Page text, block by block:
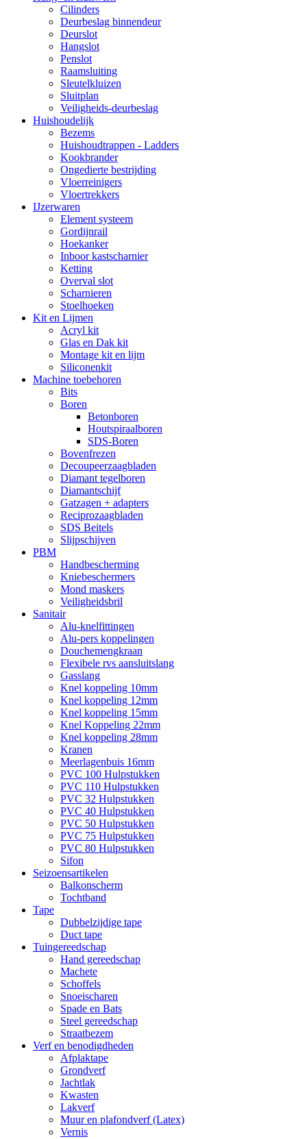
Cilinders
Deurbeslag binnendeur
Deurslot
Hangslot
Penslot
Raamsluiting
Sleutelkluizen
Sluitplan
Veiligheids-deurbeslag
Huishoudelijk
Bezems
Huishoudtrappen - Ladders
Kookbrander
Ongedierte bestrijding
Vloerreinigers
Vloertrekkers
IJzerwaren
Element systeem
Gordijnrail
Hoekanker
Inboor kastscharnier
Ketting
Overval slot
Scharnieren
Stoelhoeken
Kit en Lijmen
Acryl kit
Glas en Dak kit
Montage kit en lijm
Siliconenkit
Machine toebehoren
Bits
Boren
Betonboren
Houtspiraalboren
SDS-Boren
Bovenfrezen
Decoupeerzaagbladen
Diamant tegelboren
Diamantschijf
Gatzagen + adapters
Reciprozaagbladen
SDS Beitels
Slijpschijven
PBM
Handbescherming
Kniebeschermers
Mond maskers
Veiligheidsbril
Sanitair
Alu-knelfittingen
Alu-pers koppelingen
Douchemengkraan
Flexibele rvs aansluitslang
Gasslang
Knel koppeling 10mm
Knel koppeling 12mm
Knel koppeling 15mm
Knel Koppeling 22mm
Knel koppeling 28mm
Kranen
Meerlagenbuis 16mm
PVC 100 Hulpstukken
PVC 110 Hulpstukken
PVC 32 Hulpstukken
PVC 40 Hulpstukken
PVC 50 Hulpstukken
PVC 75 Hulpstukken
PVC 80 Hulpstukken
Sifon
Seizoensartikelen
Balkonscherm
Tochtband
Tape
Dubbelzijdige tape
Duct tape
Tuingereedschap
Hand gereedschap
Machete
Schoffels
Snoeischaren
Spade en Bats
Steel gereedschap
Straatbezem
Verf en benodigdheden
Afplaktape
Grondverf
Jachtlak
Kwasten
Lakverf
Muur en plafondverf (Latex)
Vernis